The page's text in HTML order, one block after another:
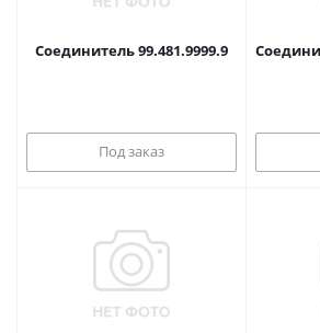
Соединитель 99.481.9999.9
Под заказ